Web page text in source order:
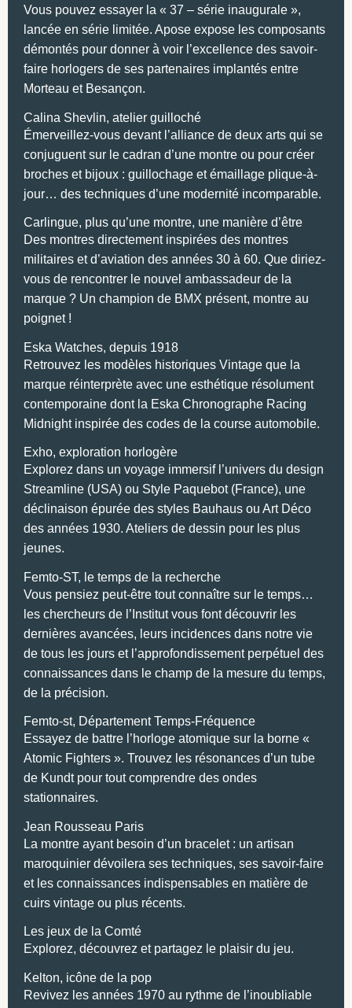
Vous pouvez essayer la « 37 – série inaugurale »,
lancée en série limitée. Apose expose les composants
démontés pour donner à voir l’excellence des savoir-
faire horlogers de ses partenaires implantés entre
Morteau et Besançon.
Calina Shevlin, atelier guilloché
Émerveillez-vous devant l’alliance de deux arts qui se
conjuguent sur le cadran d’une montre ou pour créer
broches et bijoux : guillochage et émaillage plique-à-
jour… des techniques d’une modernité incomparable.
Carlingue, plus qu’une montre, une manière d’être
Des montres directement inspirées des montres
militaires et d’aviation des années 30 à 60. Que diriez-
vous de rencontrer le nouvel ambassadeur de la
marque ? Un champion de BMX présent, montre au
poignet !
Eska Watches, depuis 1918
Retrouvez les modèles historiques Vintage que la
marque réinterprète avec une esthétique résolument
contemporaine dont la Eska Chronographe Racing
Midnight inspirée des codes de la course automobile.
Exho, exploration horlogère
Explorez dans un voyage immersif l’univers du design
Streamline (USA) ou Style Paquebot (France), une
déclinaison épurée des styles Bauhaus ou Art Déco
des années 1930. Ateliers de dessin pour les plus
jeunes.
Femto-ST, le temps de la recherche
Vous pensiez peut-être tout connaître sur le temps…
les chercheurs de l’Institut vous font découvrir les
dernières avancées, leurs incidences dans notre vie
de tous les jours et l’approfondissement perpétuel des
connaissances dans le champ de la mesure du temps,
de la précision.
Femto-st, Département Temps-Fréquence
Essayez de battre l’horloge atomique sur la borne «
Atomic Fighters ». Trouvez les résonances d’un tube
de Kundt pour tout comprendre des ondes
stationnaires.
Jean Rousseau Paris
La montre ayant besoin d’un bracelet : un artisan
maroquinier dévoilera ses techniques, ses savoir-faire
et les connaissances indispensables en matière de
cuirs vintage ou plus récents.
Les jeux de la Comté
Explorez, découvrez et partagez le plaisir du jeu.
Kelton, icône de la pop
Revivez les années 1970 au rythme de l’inoubliable